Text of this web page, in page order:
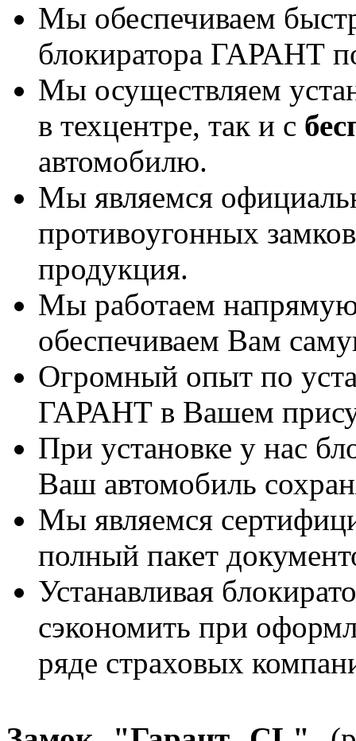
Мы обеспечиваем
блокиратора ГАРАНТ
Мы осуществляем
в техцентре, так и с
автомобилю.
Мы являемся
противоугонных
продукция.
Мы работаем
обеспечиваем Вам
Огромный опыт по
ГАРАНТ в Вашем
При установке у нас
Ваш автомобиль
Мы являемся
полный пакет
Устанавливая
сэкономить при
ряде страховых